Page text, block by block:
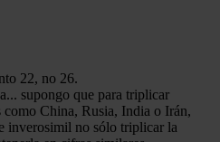
22, no 26.
supongo que para triplicar
como China, Rusia, India o Irán,
inverosimil no sólo triplicar la